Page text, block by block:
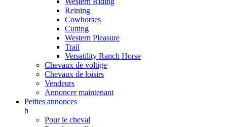
Reining
Cowhorses
Cutting
Western Pleasure
Trail
Versatility Ranch Horse
Chevaux de voltige
Chevaux de loisirs
Vendeurs
Annoncer maintenant
Petites annonces
b
Pour le cheval